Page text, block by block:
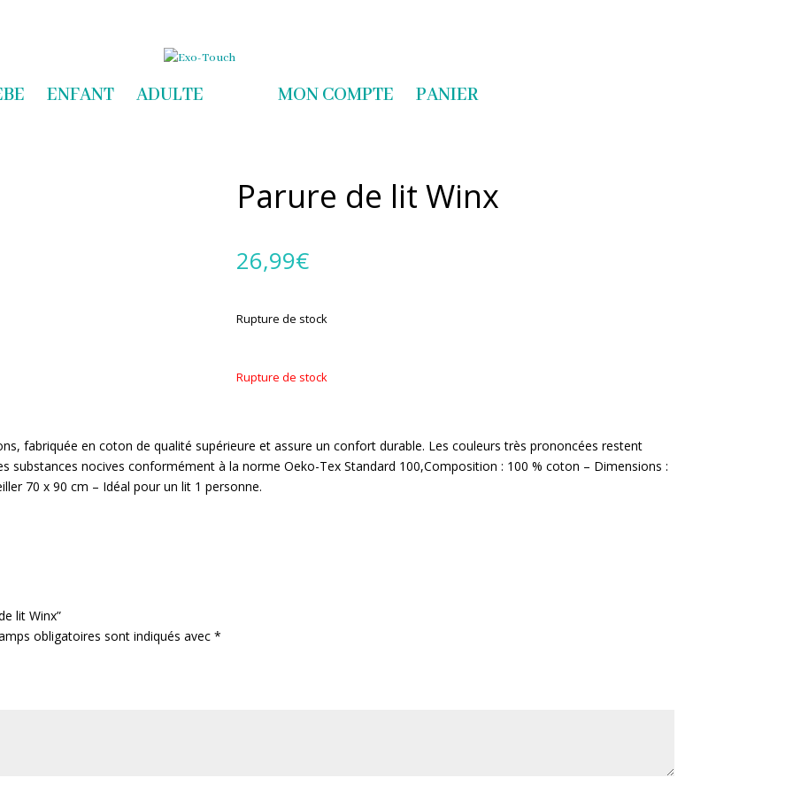
ENFANT ADULTE MON COMPTE PANIER
Parure de lit Winx
26,99€
Rupture de stock
Rupture de stock
fabriquée en coton de qualité supérieure et assure un confort durable. Les couleurs très prononcées restent
substances nocives conformément à la norme Oeko-Tex Standard 100,Composition : 100 % coton – Dimensions :
70 x 90 cm – Idéal pour un lit 1 personne.
lit Winx”
obligatoires sont indiqués avec*